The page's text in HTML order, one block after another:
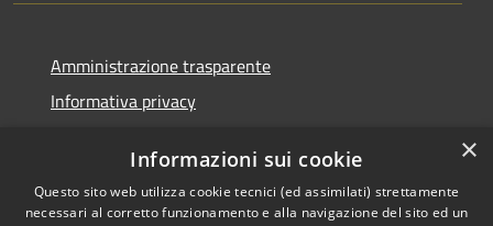
Amministrazione trasparente
Informativa privacy
Dichiarazione di accessibilità
×
Informazioni sui cookie
Questo sito web utilizza cookie tecnici (ed assimilati) strettamente
necessari al corretto funzionamento e alla navigazione del sito ed un